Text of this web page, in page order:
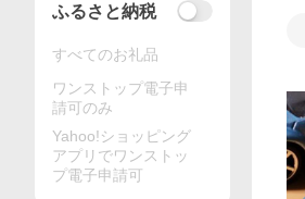
ふるさと納税
すべてのお礼品
ワンストップ電子申
請可のみ
Yahoo!ショッピング
アプリでワンストッ
プ電子申請可